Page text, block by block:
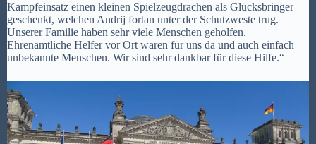
Kampfeinsatz einen kleinen Spielzeugdrachen als Glücksbringer
geschenkt, welchen Andrij fortan unter der Schutzweste trug.
Unserer Familie haben sehr viele Menschen geholfen.
Ehrenamtliche Helfer vor Ort waren für uns da und auch einfach
unbekannte Menschen. Wir sind sehr dankbar für diese Hilfe.“